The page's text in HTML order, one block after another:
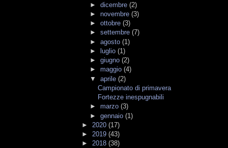
► dicembre (2)
► novembre (3)
► ottobre (3)
► settembre (7)
► agosto (1)
►
luglio (1)
► giugno (2)
► maggio (4)
▼ aprile (2)
Campionato di primavera
Fortezze inespugnabili
► marzo (3)
► gennaio (1)
► 2020 (17)
► 2019 (43)
► 2018 (38)